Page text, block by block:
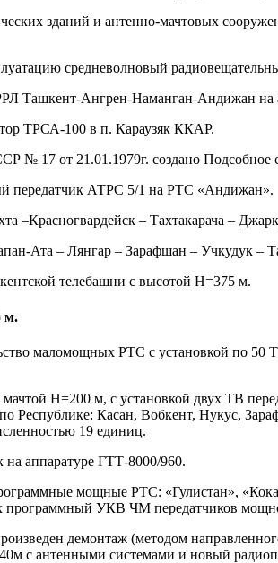
зданий и антенно-мачтовых
средневолновый
Ташкент-Ангрен-Наманган-Андижан на
ТРСА-100 в п. Караузяк ККАР.
№ 17 от 21.01.1979г. создано Подсобное
передатчик АТРС 5/1 на РТС «Андижан».
–Красногвардейск – Тахтакарача –
Ата – Лянгар – Зарафшан – Учкудук –
телебашни с высотой Н=375 м.
м.
маломощных РТС с установкой по
мачтой Н=200 м, с установкой двух ТВ
Республике: Касан, Вобкент, Нукус,
19 единиц.
аппаратуре ГТТ-8000/960.
мощные РТС: «Гулистан»,
программный УКВ ЧМ передатчиков
демонтаж (методом
с антенными системами и новый